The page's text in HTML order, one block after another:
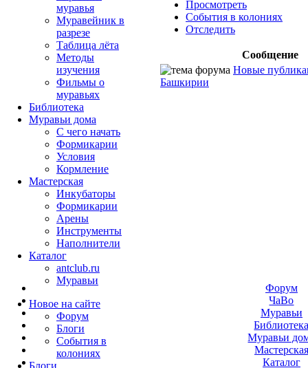
Просмотреть
События в колониях
Отследить
Сообщение
Новые
Башкирии
муравья
Муравейник в
разрезе
Таблица лёта
Методы
изучения
Фильмы о
муравьях
Библиотека
Муравьи дома
С чего начать
Формикарии
Условия
Кормление
Мастерская
Инкубаторы
Формикарии
Арены
Инструменты
Наполнители
Каталог
antclub.ru
Муравьи
Новое на сайте
Форум
Блоги
События в
колониях
Блоги
Форум
ЧаВо
Муравьи
Муравьи
Мастерская
Каталог